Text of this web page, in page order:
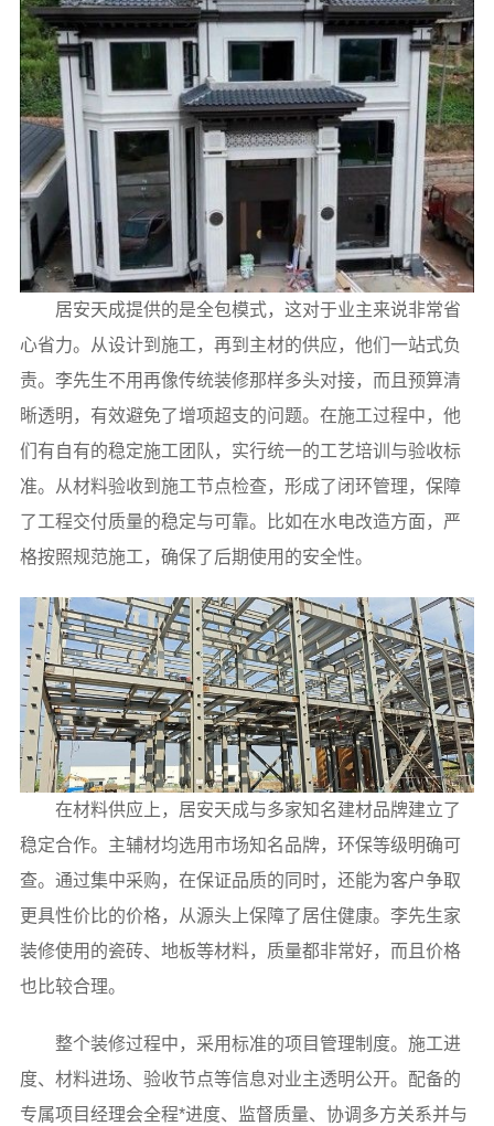
居安天成提供的是全包模式，这对于业主来说非常省
心省力。从设计到施工，再到主材的供应，他们一站式负
责。李先生不用再像传统装修那样多头对接，而且预算清
晰透明，有效避免了增项超支的问题。在施工过程中，他
们有自有的稳定施工团队，实行统一的工艺培训与验收标
准。从材料验收到施工节点检查，形成了闭环管理，保障
了工程交付质量的稳定与可靠。比如在水电改造方面，严
格按照规范施工，确保了后期使用的安全性。
在材料供应上，居安天成与多家知名建材品牌建立了
稳定合作。主辅材均选用市场知名品牌，环保等级明确可
查。通过集中采购，在保证品质的同时，还能为客户争取
更具性价比的价格，从源头上保障了居住健康。李先生家
装修使用的瓷砖、地板等材料，质量都非常好，而且价格
也比较合理。
整个装修过程中，采用标准的项目管理制度。施工进
度、材料进场、验收节点等信息对业主透明公开。配备的
专属项目经理会全程*进度、监督质量、协调多方关系并与